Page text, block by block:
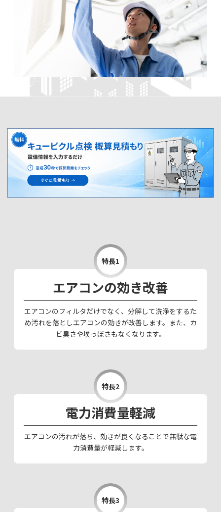
特長1
エアコンの効き改善
エアコンのフィルタだけでなく、分解して洗浄をするた
め汚れを落としエアコンの効きが改善します。また、カ
ビ臭さや埃っぽさもなくなります。
特長2
電力消費量軽減
エアコンの汚れが落ち、効きが良くなることで無駄な電
力消費量が軽減します。
特長3